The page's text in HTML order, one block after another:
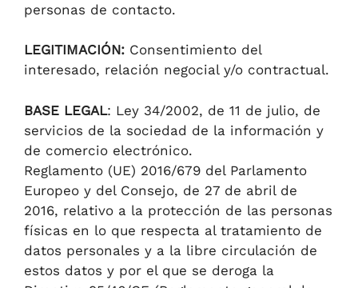
personas de contacto.
LEGITIMACIÓN: Consentimiento del
interesado, relación negocial y/o contractual.
BASE LEGAL: Ley 34/2002, de 11 de julio, de
servicios de la sociedad de la información y
de comercio electrónico.
Reglamento (UE) 2016/679 del Parlamento
Europeo y del Consejo, de 27 de abril de
2016, relativo a la protección de las personas
físicas en lo que respecta al tratamiento de
datos personales y a la libre circulación de
estos datos y por el que se deroga la